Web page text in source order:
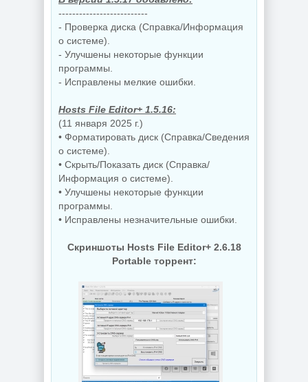
--------------------------
- Проверка диска (Справка/Информация
о системе).
- Улучшены некоторые функции
программы.
- Исправлены мелкие ошибки.
Hosts File Editor+ 1.5.16:
(11 января 2025 г.)
• Форматировать диск (Справка/Сведения
о системе).
• Скрыть/Показать диск (Справка/
Информация о системе).
• Улучшены некоторые функции
программы.
• Исправлены незначительные ошибки.
Скриншоты Hosts File Editor+ 2.6.18
Portable торрент: